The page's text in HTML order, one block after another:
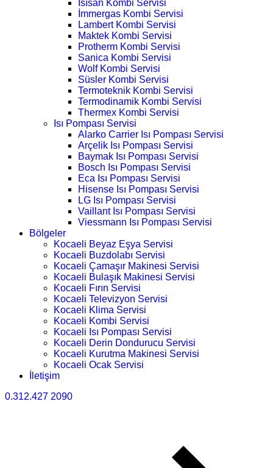
Isısan Kombi Servisi
İmmergas Kombi Servisi
Lambert Kombi Servisi
Maktek Kombi Servisi
Protherm Kombi Servisi
Sanica Kombi Servisi
Wolf Kombi Servisi
Süsler Kombi Servisi
Termoteknik Kombi Servisi
Termodinamik Kombi Servisi
Thermex Kombi Servisi
Isı Pompası Servisi
Alarko Carrier Isı Pompası Servisi
Arçelik Isı Pompası Servisi
Baymak Isı Pompası Servisi
Bosch Isı Pompası Servisi
Eca Isı Pompası Servisi
Hisense Isı Pompası Servisi
LG Isı Pompası Servisi
Vaillant Isı Pompası Servisi
Viessmann Isı Pompası Servisi
Bölgeler
Kocaeli Beyaz Eşya Servisi
Kocaeli Buzdolabı Servisi
Kocaeli Çamaşır Makinesi Servisi
Kocaeli Bulaşık Makinesi Servisi
Kocaeli Fırın Servisi
Kocaeli Televizyon Servisi
Kocaeli Klima Servisi
Kocaeli Kombi Servisi
Kocaeli Isı Pompası Servisi
Kocaeli Derin Dondurucu Servisi
Kocaeli Kurutma Makinesi Servisi
Kocaeli Ocak Servisi
İletişim
0.312.427 2090